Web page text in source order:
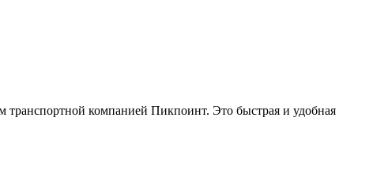
транспортной компанией Пикпоинт. Это быстрая и удобная